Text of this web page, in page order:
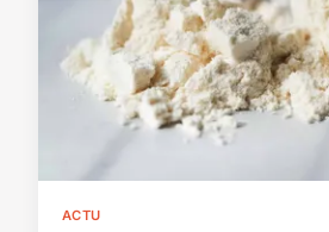
ACTU